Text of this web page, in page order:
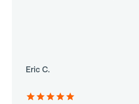
Eric C.